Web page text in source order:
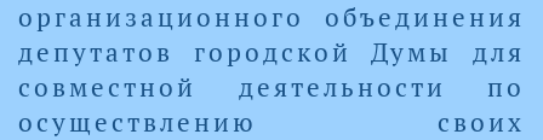
организационного объединения
депутатов городской Думы для
совместной деятельности по
осуществлению своих